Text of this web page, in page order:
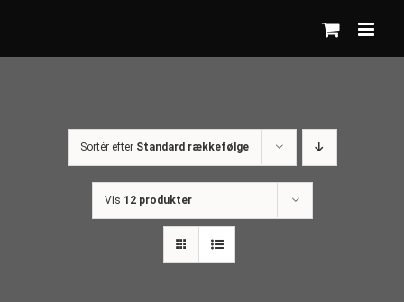
Sortér efter Standard rækkefølge
Vis 12 produkter